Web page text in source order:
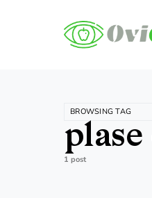
BROWSING TAG
1 post